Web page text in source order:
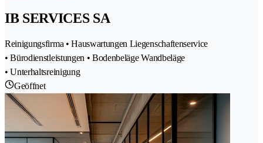
IB SERVICES SA
Reinigungsfirma • Hauswartungen Liegenschaftenservice
• Bürodienstleistungen • Bodenbeläge Wandbeläge
• Unterhaltsreinigung
Geöffnet